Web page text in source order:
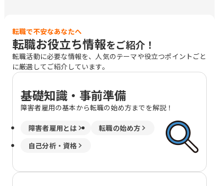
転職で不安なあなたへ
転職お役立ち情報をご紹介！
転職活動に必要な情報を、人気のテーマや役立つポイントごと
に厳選してご紹介しています。
基礎知識・事前準備
障害者雇用の基本から転職の始め方までを解説！
障害者雇用とは
転職の始め方
自己分析・資格